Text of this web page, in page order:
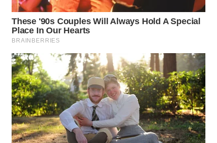
WN
BOGOR
DEPOK
WN
TAPANULI
UTARA
WN